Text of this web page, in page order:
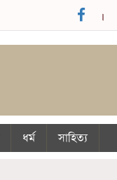
ধর্ম সাহিত্য